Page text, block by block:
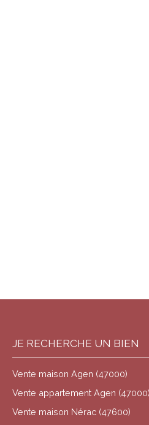
JE RECHERCHE UN BIEN
Vente maison Agen (47000)
Vente appartement Agen (47000)
Vente maison Nérac (47600)